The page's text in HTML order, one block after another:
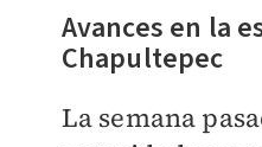
Avances en la
Chapultepec
La semana